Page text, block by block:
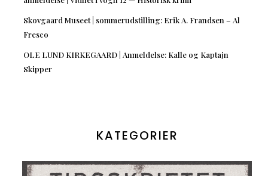
Skovgaard Museet | sommerudstilling: Erik A. Frandsen – Al
Fresco
OLE LUND KIRKEGAARD | Anmeldelse: Kalle og Kaptajn
Skipper
KATEGORIER